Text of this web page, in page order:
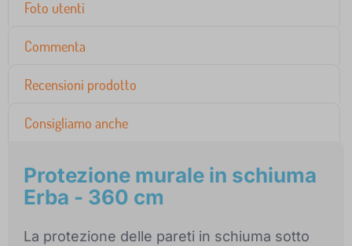
Foto utenti
Commenta
Recensioni prodotto
Consigliamo anche
Protezione murale in schiuma
Erba - 360 cm
La protezione delle pareti in schiuma sotto